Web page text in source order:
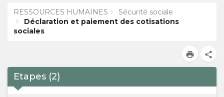
RESSOURCES HUMAINES
Sécurité sociale
Déclaration et paiement des cotisations
sociales
print share
Etapes (2)